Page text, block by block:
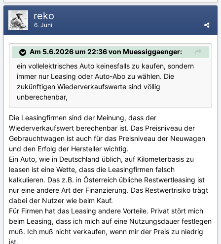
reko
6. Juni
Am 5.6.2026 um 22:36 von Muessiggaenger:
ein vollelektrisches Auto keinesfalls zu kaufen, sondern
immer nur Leasing oder Auto-Abo zu wählen. Die
zukünftigen Wiederverkaufswerte sind völlig
unberechenbar,
Die Leasingfirmen sind der Meinung, dass der
Wiederverkaufswert berechenbar ist. Das Preisniveau der
Gebrauchtwagen ist auch für das Preisniveau der Neuwagen
und den Erfolg der Hersteller wichtig.
Ein Auto, wie in Deutschland üblich, auf Kilometerbasis zu
leasen ist eine Wette, dass die Leasingfirmen falsch
kalkulieren. Das z.B. in Österreich übliche Restwertleasing ist
nur eine andere Art der Finanzierung. Das Restwertrisiko trägt
dabei der Nutzer wie beim Kauf.
Für Firmen hat das Leasing andere Vorteile. Privat stört mich
beim Leasing, dass ich mich auf eine Nutzungsdauer festlegen
muß. Ich muß nicht verkaufen, wenn mir der Preis zu niedrig
ist.